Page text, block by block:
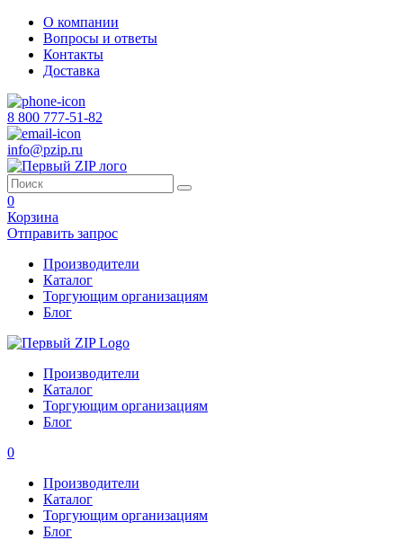
О компании
Вопросы и ответы
Контакты
Доставка
8 800 777-51-82
info@pzip.ru
0
Корзина
Отправить запрос
Производители
Каталог
Торгующим организациям
Блог
Производители
Каталог
Торгующим организациям
Блог
0
Производители
Каталог
Торгующим организациям
Блог